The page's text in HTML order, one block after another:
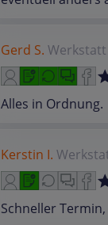
Gerd S. Werkstatt
Alles in Ordnung.
Kerstin I.
Schneller